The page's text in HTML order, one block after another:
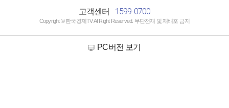
고객센터 1599-0700
Copyright © 한국경제TV All Right Reserved. 무단전재 및 재배포 금지
PC버전 보기